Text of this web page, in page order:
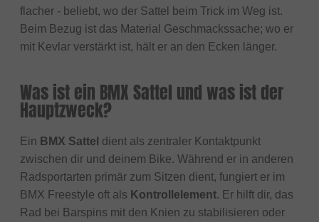
flacher - beliebt, wo der Sattel beim Trick im Weg ist.
Beim Bezug ist das Material Geschmackssache; wo er
mit Kevlar verstärkt ist, hält er an den Ecken länger.
Was ist ein BMX Sattel und was ist der
Hauptzweck?
Ein BMX Sattel dient als zentraler Kontaktpunkt
zwischen dir und deinem Bike. Während er in anderen
Radsportarten primär zum Sitzen dient, fungiert er im
BMX Freestyle oft als Kontrollelement. Er hilft dir, das
Rad bei Barspins mit den Knien zu stabilisieren oder